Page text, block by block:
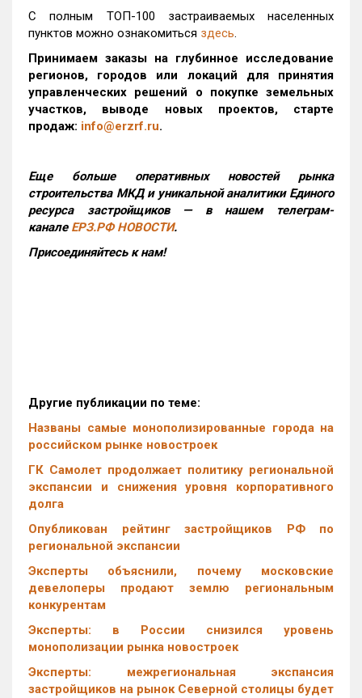
С полным ТОП-100 застраиваемых населенных
пунктов можно ознакомиться здесь.
Принимаем заказы на глубинное исследование
регионов, городов или локаций для принятия
управленческих решений о покупке земельных
участков, выводе новых проектов, старте
продаж: info@erzrf.ru.
Еще больше оперативных новостей рынка
строительства МКД и уникальной аналитики Единого
ресурса застройщиков — в нашем телеграм-
канале ЕРЗ.РФ НОВОСТИ.
Присоединяйтесь к нам!
Другие публикации по теме:
Названы самые монополизированные города на
российском рынке новостроек
ГК Самолет продолжает политику региональной
экспансии и снижения уровня корпоративного
долга
Опубликован рейтинг застройщиков РФ по
региональной экспансии
Эксперты объяснили, почему московские
девелоперы продают землю региональным
конкурентам
Эксперты: в России снизился уровень
монополизации рынка новостроек
Эксперты: межрегиональная экспансия
застройщиков на рынок Северной столицы будет